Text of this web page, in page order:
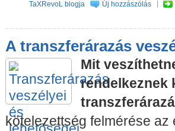
TaXRevoL blogja Új hozzászólás
A transzferárazás
Mit
rendelkeznek
kötelezettség felmérése